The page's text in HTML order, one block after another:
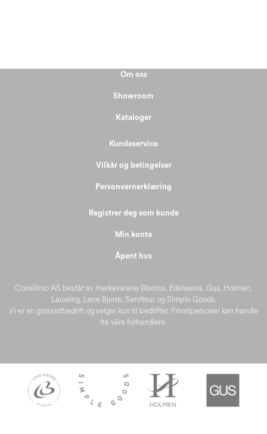
Consilimo AS består av merkevarene Blooms, Edelweiss, Gus, Holmen,
Lauvring, Lene Bjerre, Serviteur og Simple Goods.
Vi er en grossistbedrift og selger kun til bedrifter. Privatpersoner kan handle
fra våre forhandlere.
Om oss
Showroom
Kataloger
Kundeservice
Vilkår og betingelser
Personvernerklæring
Registrer deg som kunde
Min konto
Åpent hus